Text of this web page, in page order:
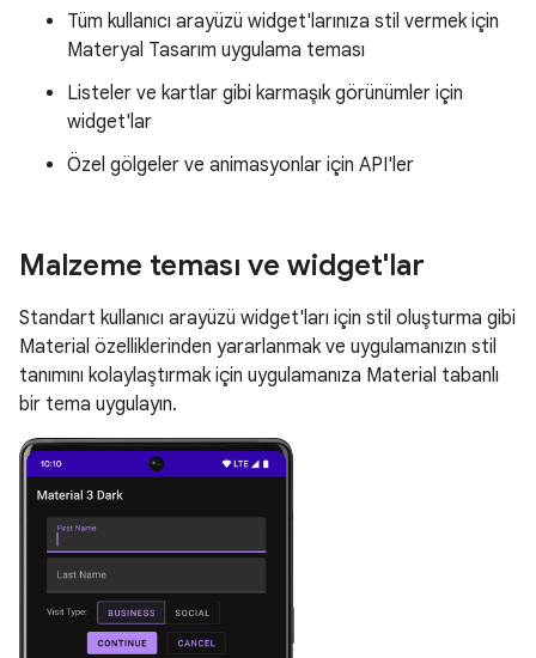
Tüm kullanıcı arayüzü widget'larınıza stil vermek için
Materyal Tasarım uygulama teması
Listeler ve kartlar gibi karmaşık görünümler için
widget'lar
Özel gölgeler ve animasyonlar için API'ler
Malzeme teması ve widget'lar
Standart kullanıcı arayüzü widget'ları için stil oluşturma gibi
Material özelliklerinden yararlanmak ve uygulamanızın stil
tanımını kolaylaştırmak için uygulamanıza Material tabanlı
bir tema uygulayın.